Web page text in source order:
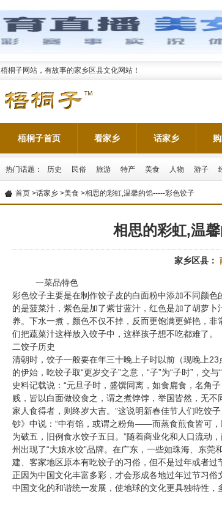
梧桐子网站，有故事的家乡区县文化网站！
梧桐子首页 看家乡 话家乡
热门话题： 历史 民俗 旅游 特产 美食 人物 游子
首页 >话家乡 >美食 >相思的彩虹,温馨的馅-----彩色饺子
相思的彩虹,温
家乡区县：
一菜品特色
彩色饺子主要是在制作饺子皮的白面粉中添加不同颜
的是菠菜汁，紫色是加了紫甘蓝汁，红色是加了胡萝
养。下水一煮，颜色不仅不掉，反而更饱满更鲜艳，
们把蔬菜汁这样放入饺子中，这样孩子想不吃都难了。
二饺子历史
清朝时，饺子一般要在年三十晚上子时以前（现晚上
的伊始，吃饺子取“更岁交子”之意，“子”为“子时”，交
史料记载说：“元旦子时，盛馔同离，如食扁食，名角
贱，皆以白面做饺食之，谓之煮饽饽，举国皆然，无
家人食得者，则终岁大吉。”这说明新春佳节人们吃饺
钞》中说：“中有馅，或谓之粉角——而蒸食煎食皆可，
为破五，旧例食水饺子五日。”随着商业化和人口流动
州出现了“大娘水饺”品牌。在广东，一些如珠海、东
建、客家地区原本有吃饺子的习俗，但不是过年或者过
正因为中国文化丰富多彩，才会形成各地过年过节习
中国文化的和谐统一发展，使地球的文化更具独特性，